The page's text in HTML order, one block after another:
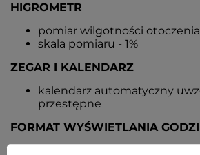
HIGROMETR
pomiar wilgotności otoczenia
skala pomiaru - 1%
ZEGAR I KALENDARZ
kalendarz automatyczny
przestępne
FORMAT WYŚWIETLANIA